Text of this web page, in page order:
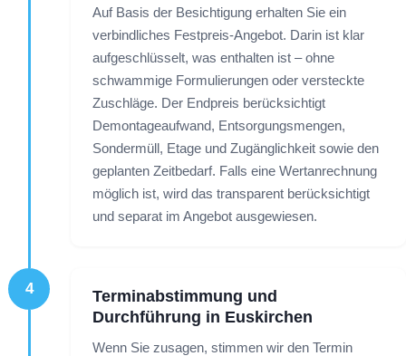
Auf Basis der Besichtigung erhalten Sie ein
verbindliches Festpreis-Angebot. Darin ist klar
aufgeschlüsselt, was enthalten ist – ohne
schwammige Formulierungen oder versteckte
Zuschläge. Der Endpreis berücksichtigt
Demontageaufwand, Entsorgungsmengen,
Sondermüll, Etage und Zugänglichkeit sowie den
geplanten Zeitbedarf. Falls eine Wertanrechnung
möglich ist, wird das transparent berücksichtigt
und separat im Angebot ausgewiesen.
4
Terminabstimmung und
Durchführung in Euskirchen
Wenn Sie zusagen, stimmen wir den Termin